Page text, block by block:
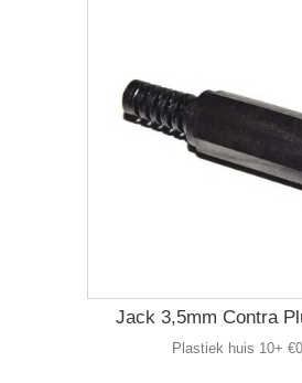
Jack 3,5mm Contra
Plastiek huis 10+